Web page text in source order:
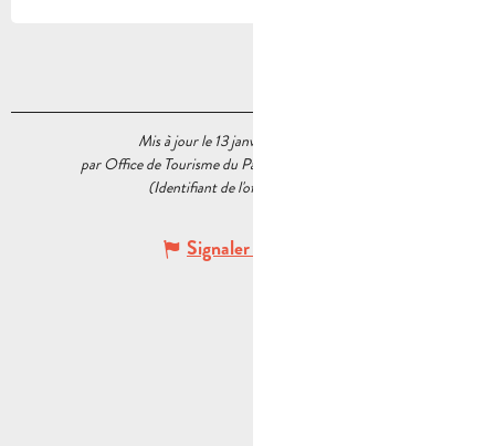
Mis à jour le 13 janvier 2026 à 16:30
par Office de Tourisme du Pays d’Aubagne et de l’Étoile
(Identifiant de l'offre :
Signaler une erreur